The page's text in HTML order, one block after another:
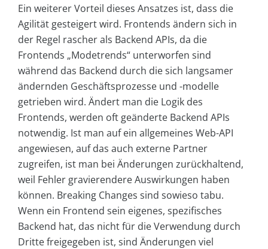
Ein weiterer Vorteil dieses Ansatzes ist, dass die
Agilität gesteigert wird. Frontends ändern sich in
der Regel rascher als Backend APIs, da die
Frontends „Modetrends“ unterworfen sind
während das Backend durch die sich langsamer
ändernden Geschäftsprozesse und -modelle
getrieben wird. Ändert man die Logik des
Frontends, werden oft geänderte Backend APIs
notwendig. Ist man auf ein allgemeines Web-API
angewiesen, auf das auch externe Partner
zugreifen, ist man bei Änderungen zurückhaltend,
weil Fehler gravierendere Auswirkungen haben
können. Breaking Changes sind sowieso tabu.
Wenn ein Frontend sein eigenes, spezifisches
Backend hat, das nicht für die Verwendung durch
Dritte freigegeben ist, sind Änderungen viel